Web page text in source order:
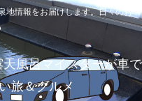
地情報をお届けします。日々のお
風呂マイスターが車で
旅＆グルメ